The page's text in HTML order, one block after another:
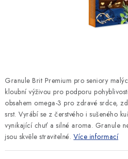
Granule Brit Premium pro seniory
kloubní výživou pro podporu
obsahem omega-3 pro zdravé srdce,
srst. Vyrábí se z čerstvého i sušeného
vynikající chuť a silné aroma. Granule
jsou skvěle stravitelné. Více informací